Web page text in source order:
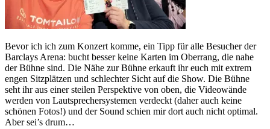
Bevor ich ich zum Konzert komme, ein Tipp für alle Besucher der
Barclays Arena: bucht besser keine Karten im Oberrang, die nahe
der Bühne sind. Die Nähe zur Bühne erkauft ihr euch mit extrem
engen Sitzplätzen und schlechter Sicht auf die Show. Die Bühne
seht ihr aus einer steilen Perspektive von oben, die Videowände
werden von Lautsprechersystemen verdeckt (daher auch keine
schönen Fotos!) und der Sound schien mir dort auch nicht optimal.
Aber sei’s drum…